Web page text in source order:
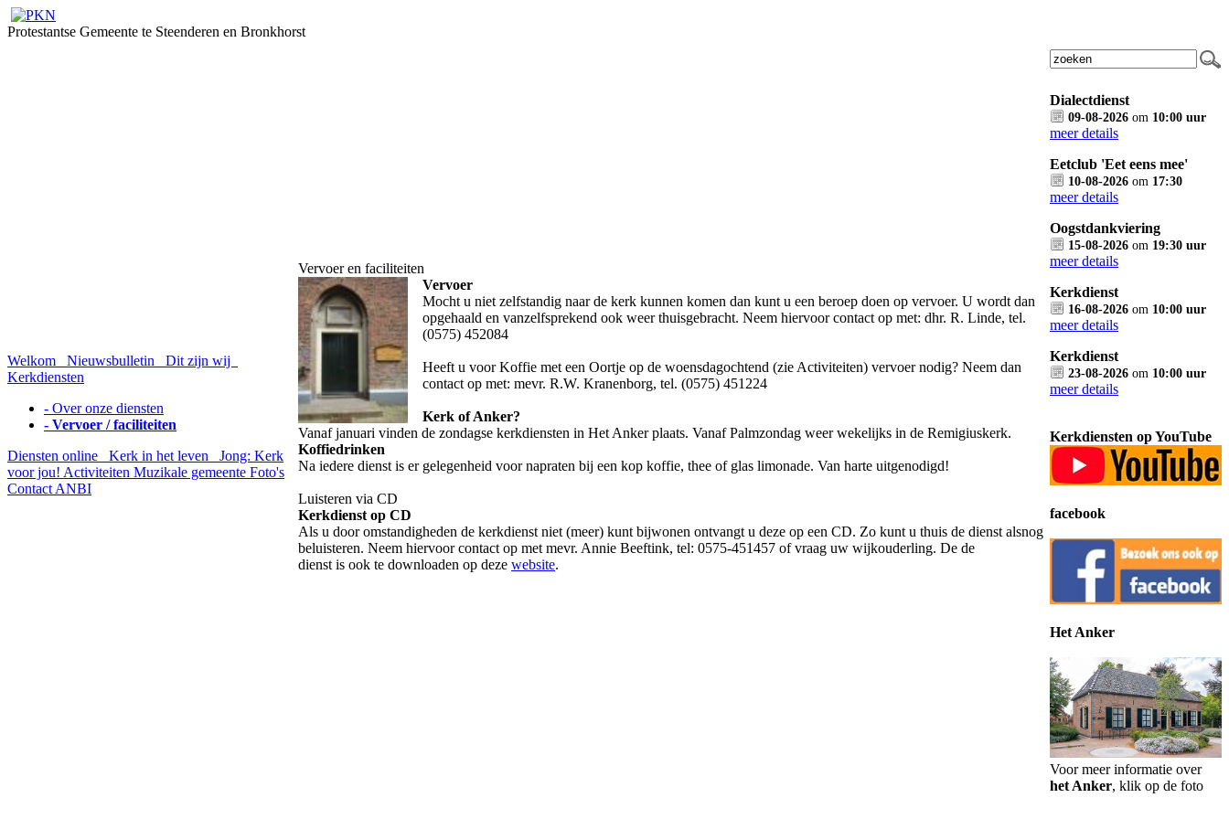
Protestantse Gemeente te Steenderen en Bronkhorst
Welkom Nieuwsbulletin
Dit zijn wij
Kerkdiensten
- Over onze diensten
- Vervoer / faciliteiten
Diensten online
Kerk in het leven
Jong: Kerk
voor jou! Activiteiten Muzikale gemeente Foto's
Contact ANBI
Vervoer en faciliteiten
Vervoer
Mocht u niet zelfstandig naar de kerk kunnen komen dan kunt u een beroep doen op vervoer. U wordt dan
opgehaald en vanzelfsprekend ook weer thuisgebracht. Neem hiervoor contact op met: dhr. R. Linde, tel.
(0575) 452084
Heeft u voor Koffie met een Oortje op de woensdagochtend (zie Activiteiten) vervoer nodig? Neem dan
contact op met: mevr. R.W. Kranenborg, tel. (0575) 451224
Kerk of Anker?
Vanaf januari vinden de zondagse kerkdiensten in Het Anker plaats. Vanaf Palmzondag weer wekelijks in de Remigiuskerk.
Koffiedrinken
Na iedere dienst is er gelegenheid voor napraten bij een kop koffie, thee of glas limonade. Van harte uitgenodigd!
Luisteren via CD
Kerkdienst op CD
Als u door omstandigheden de kerkdienst niet (meer) kunt bijwonen ontvangt u deze op een CD. Zo kunt u thuis de dienst alsnog
beluisteren. Neem hiervoor contact op met mevr. Annie Beeftink, tel: 0575-451457 of vraag uw wijkouderling. De de
dienst is ook te downloaden op deze website.
Dialectdienst
09-08-2026 om 10:00 uur
meer details
Eetclub 'Eet eens mee'
10-08-2026 om 17:30
meer details
Oogstdankviering
15-08-2026 om 19:30 uur
meer details
Kerkdienst
16-08-2026 om 10:00 uur
meer details
Kerkdienst
23-08-2026 om 10:00 uur
meer details
Kerkdiensten op YouTube
facebook
Het Anker
Voor meer informatie over
het Anker, klik op de foto